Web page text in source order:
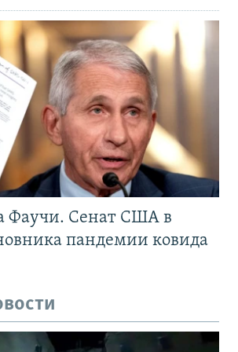
Фаучи. Сенат США в
пандемии ковида